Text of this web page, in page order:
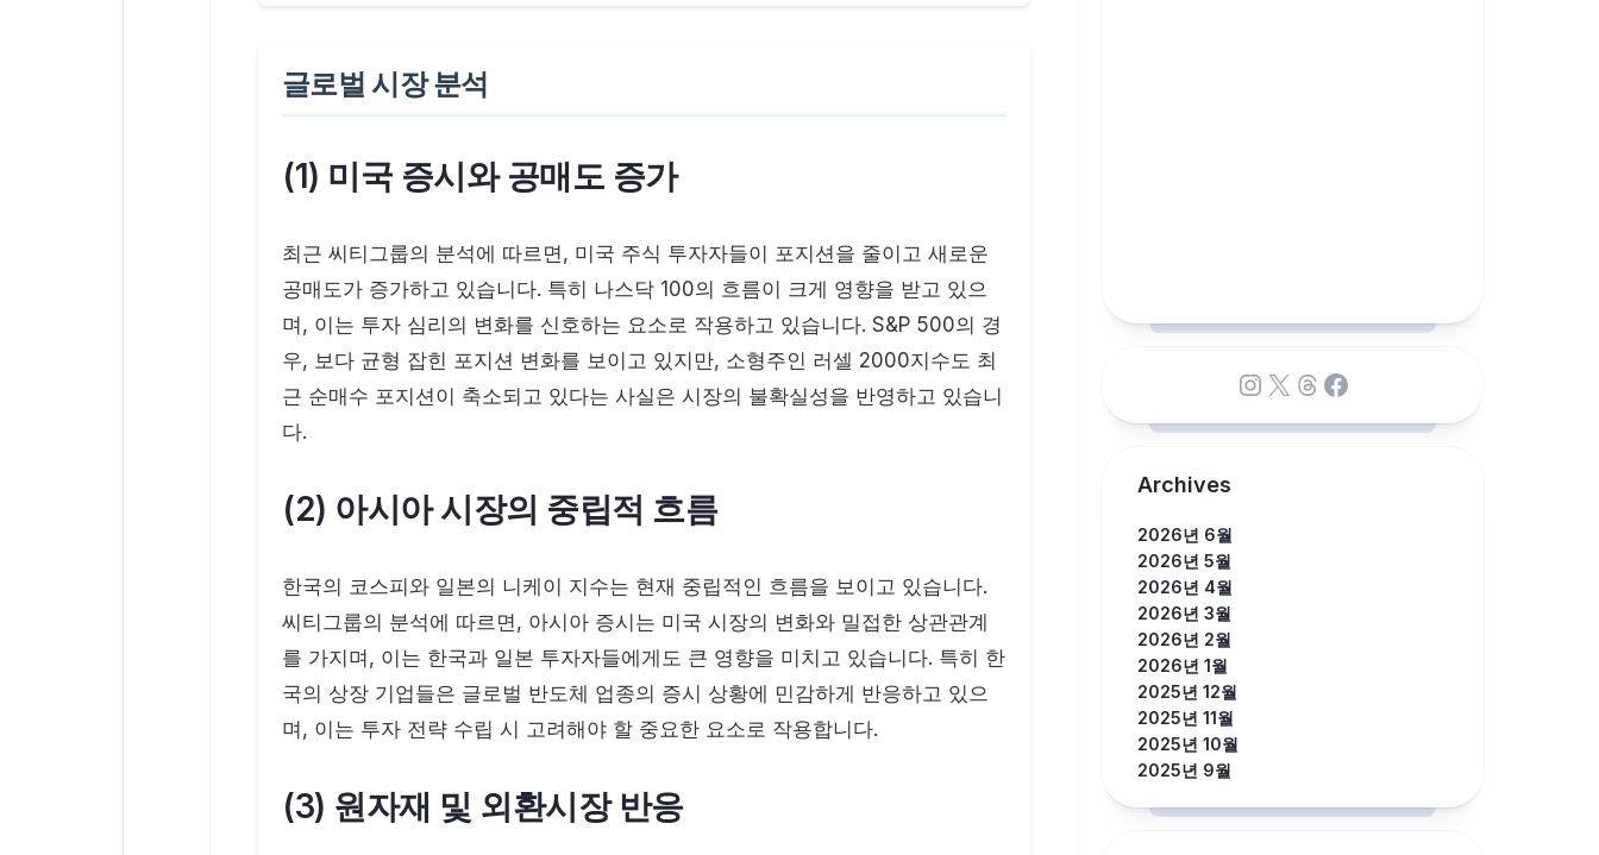
글로벌 시장 분석
(1) 미국 증시와 공매도 증가
최근 씨티그룹의 분석에 따르면, 미국 주식 투자자들이 포지션을 줄이고 새로운
공매도가 증가하고 있습니다. 특히 나스닥 100의 흐름이 크게 영향을 받고 있으
며, 이는 투자 심리의 변화를 신호하는 요소로 작용하고 있습니다. S&P 500의 경
우, 보다 균형 잡힌 포지션 변화를 보이고 있지만, 소형주인 러셀 2000지수도 최
근 순매수 포지션이 축소되고 있다는 사실은 시장의 불확실성을 반영하고 있습니
다.
(2) 아시아 시장의 중립적 흐름
한국의 코스피와 일본의 니케이 지수는 현재 중립적인 흐름을 보이고 있습니다.
씨티그룹의 분석에 따르면, 아시아 증시는 미국 시장의 변화와 밀접한 상관관계
를 가지며, 이는 한국과 일본 투자자들에게도 큰 영향을 미치고 있습니다. 특히 한
국의 상장 기업들은 글로벌 반도체 업종의 증시 상황에 민감하게 반응하고 있으
며, 이는 투자 전략 수립 시 고려해야 할 중요한 요소로 작용합니다.
(3) 원자재 및 외환시장 반응
Instagram
X Threads
Facebook
Archives
2026년 6월
2026년 5월
2026년 4월
2026년 3월
2026년 2월
2026년 1월
2025년 12월
2025년 11월
2025년 10월
2025년 9월